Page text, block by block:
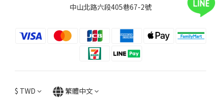
中山北路六段405巷67-2號
$ TWD 繁體中文